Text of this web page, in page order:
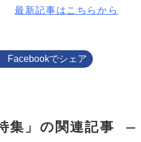
最新記事はこちらから
Facebookでシェア
集」の関連記事